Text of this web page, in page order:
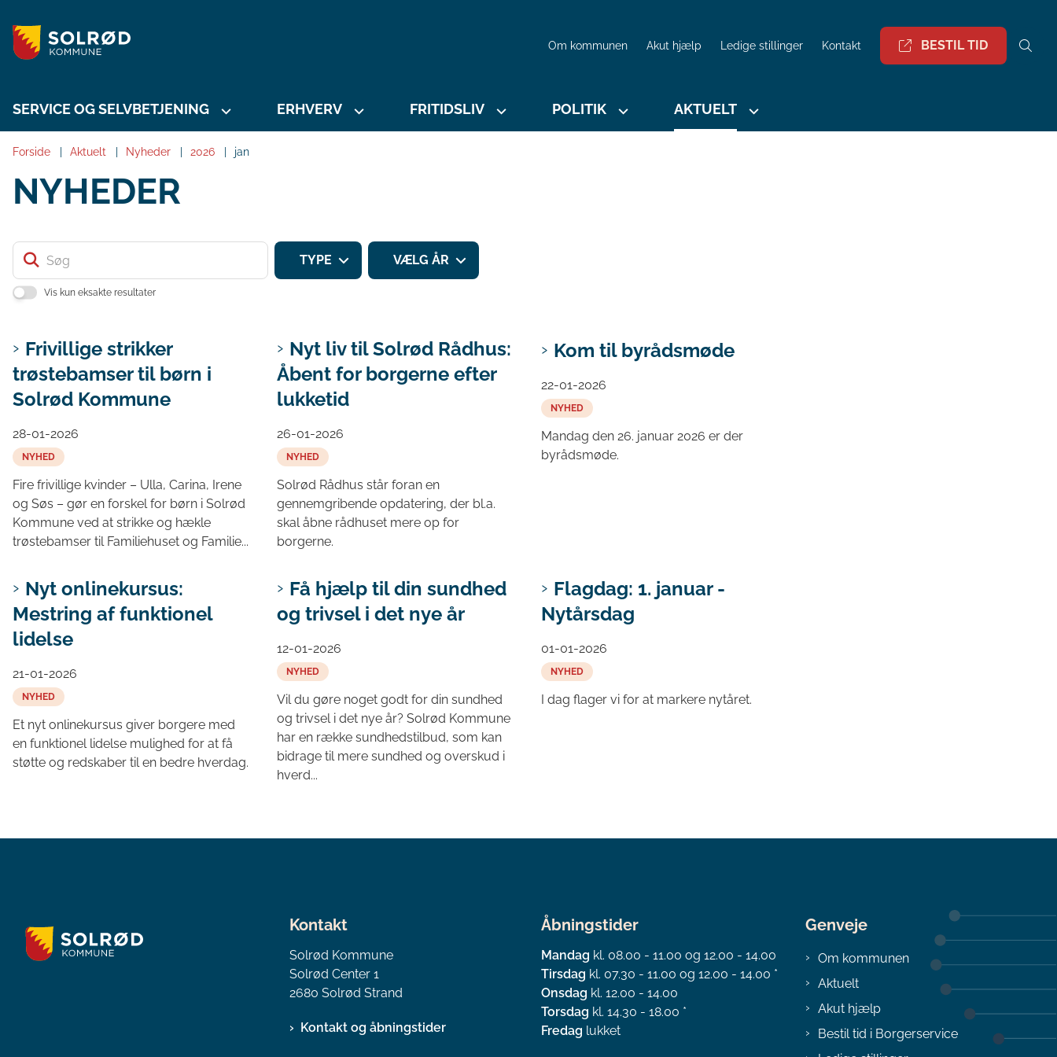
Om kommunen Akut hjælp Ledige stillinger Kontakt BESTIL TID
SERVICE OG SELVBETJENING ERHVERV FRITIDSLIV POLITIK AKTUELT
Forside Aktuelt Nyheder 2026 jan
NYHEDER
Søg
Vis kun eksakte resultater
TYPE VÆLG ÅR
Frivillige strikker
trøstebamser til børn i
Solrød Kommune
28-01-2026
NYHED
Fire frivillige kvinder – Ulla, Carina, Irene
og Søs – gør en forskel for børn i Solrød
Kommune ved at strikke og hækle
trøstebamser til Familiehuset og Familie...
Nyt liv til Solrød Rådhus:
Åbent for borgerne efter
lukketid
26-01-2026
NYHED
Solrød Rådhus står foran en
gennemgribende opdatering, der bl.a.
skal åbne rådhuset mere op for
borgerne.
Kom til byrådsmøde
22-01-2026
NYHED
Mandag den 26. januar 2026 er der
byrådsmøde.
Nyt onlinekursus:
Mestring af funktionel
lidelse
21-01-2026
NYHED
Et nyt onlinekursus giver borgere med
en funktionel lidelse mulighed for at få
støtte og redskaber til en bedre hverdag.
Få hjælp til din sundhed
og trivsel i det nye år
12-01-2026
NYHED
Vil du gøre noget godt for din sundhed
og trivsel i det nye år? Solrød Kommune
har en række sundhedstilbud, som kan
bidrage til mere sundhed og overskud i
hverd...
Flagdag: 1. januar -
Nytårsdag
01-01-2026
NYHED
I dag flager vi for at markere nytåret.
Kontakt
Solrød Kommune
Solrød Center 1
2680 Solrød Strand
Kontakt og åbningstider
Åbningstider
Mandag kl. 08.00 - 11.00 og 12.00 - 14.00
Tirsdag kl. 07.30 - 11.00 og 12.00 - 14.00 *
Onsdag kl. 12.00 - 14.00
Torsdag kl. 14.30 - 18.00 *
Fredag lukket
Genveje
Om kommunen
Aktuelt
Akut hjælp
Bestil tid i Borgerservice